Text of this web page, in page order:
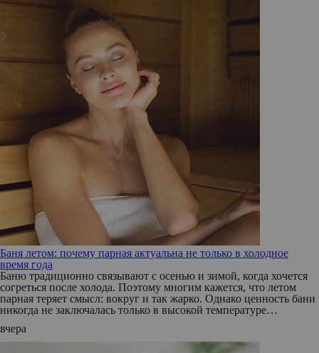
Баня летом: почему парная актуальна не только в холодное
время года
Баню традиционно связывают с осенью и зимой, когда хочется
согреться после холода. Поэтому многим кажется, что летом
парная теряет смысл: вокруг и так жарко. Однако ценность бани
никогда не заключалась только в высокой температуре…
вчера